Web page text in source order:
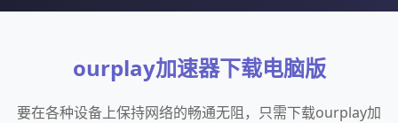
ourplay加速器下载电脑版
要在各种设备上保持网络的畅通无阻，只需下载ourplay加